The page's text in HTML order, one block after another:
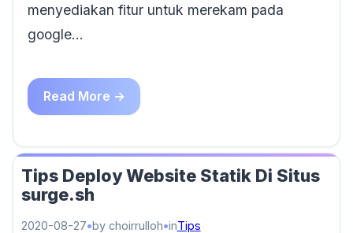
menyediakan fitur untuk merekam pada
google…
Read More →
Tips Deploy Website Statik Di Situs
surge.sh
2020-08-27 by choirrulloh inTips